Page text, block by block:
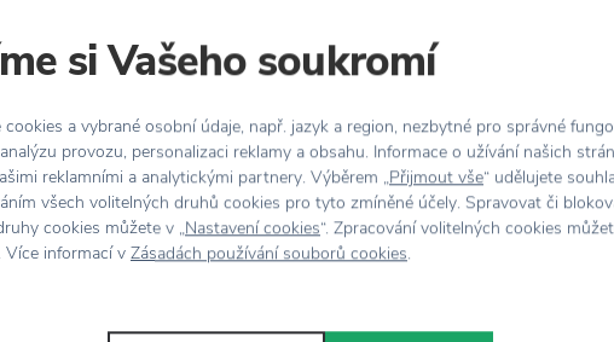
Stojí zapozornosť
si Vašeho soukromí
cookies a vybrané osobní údaje, např. jazyk a region, nezbytné pro správné
provozu, personalizaci reklamy a obsahu. Informace o užívání našich
reklamními a analytickými partnery. Výběrem „Přijmout vše“ udělujete
všech volitelných druhů cookies pro tyto zmíněné účely. Spravovat či
cookies můžete v „Nastavení cookies“. Zpracování volitelných cookies
. Více informací v Zásadách používání souborů cookies.